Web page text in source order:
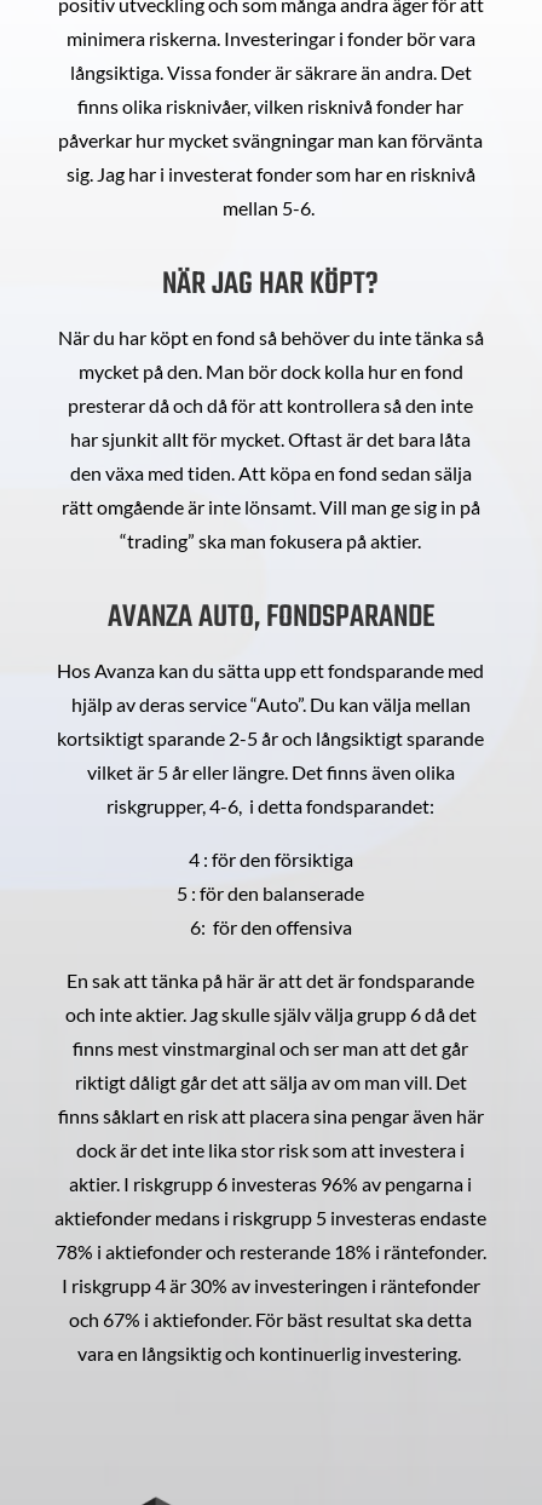
minimera riskerna. Investeringar i fonder bör vara
långsiktiga. Vissa fonder är säkrare än andra. Det
finns olika risknivåer, vilken risknivå fonder har
påverkar hur mycket svängningar man kan förvänta
sig. Jag har i investerat fonder som har en risknivå
mellan 5-6.
NÄR JAG HAR KÖPT?
När du har köpt en fond så behöver du inte tänka så
mycket på den. Man bör dock kolla hur en fond
presterar då och då för att kontrollera så den inte
har sjunkit allt för mycket. Oftast är det bara låta
den växa med tiden. Att köpa en fond sedan sälja
rätt omgående är inte lönsamt. Vill man ge sig in på
“trading” ska man fokusera på aktier.
AVANZA AUTO, FONDSPARANDE
Hos Avanza kan du sätta upp ett fondsparande med
hjälp av deras service “Auto”. Du kan välja mellan
kortsiktigt sparande 2-5 år och långsiktigt sparande
vilket är 5 år eller längre. Det finns även olika
riskgrupper, 4-6, i detta fondsparandet:
4 : för den försiktiga
5 : för den balanserade
6: för den offensiva
En sak att tänka på här är att det är fondsparande
och inte aktier. Jag skulle själv välja grupp 6 då det
finns mest vinstmarginal och ser man att det går
riktigt dåligt går det att sälja av om man vill. Det
finns såklart en risk att placera sina pengar även här
dock är det inte lika stor risk som att investera i
aktier. I riskgrupp 6 investeras 96% av pengarna i
aktiefonder medans i riskgrupp 5 investeras endaste
78% i aktiefonder och resterande 18% i räntefonder.
I riskgrupp 4 är 30% av investeringen i räntefonder
och 67% i aktiefonder. För bäst resultat ska detta
vara en långsiktig och kontinuerlig investering.